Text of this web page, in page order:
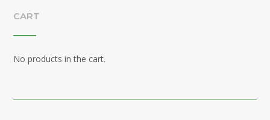
CART
No products in the cart.